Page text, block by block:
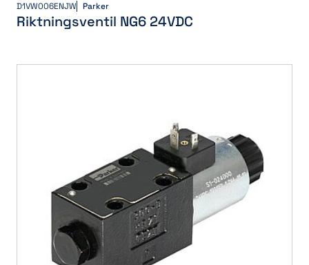
D1VW006ENJW Parker
Riktningsventil NG6 24VDC